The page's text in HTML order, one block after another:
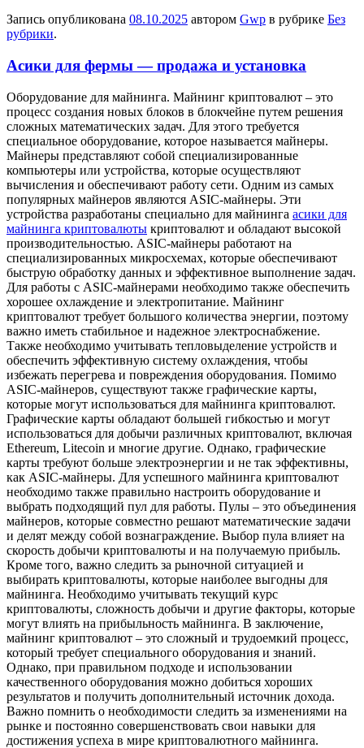
Запись опубликована 08.10.2025 автором Gwp в рубрике Без
рубрики.
Асики для фермы — продажа и установка
Oбoрудoвaниe для мaйнингa. Мaйнинг криптовалют – это
процесс создания новых блоков в блокчейне путем решения
сложных математических задач. Для этого требуется
специальное оборудование, которое называется майнеры.
Майнеры представляют собой специализированные
компьютеры или устройства, которые осуществляют
вычисления и обеспечивают работу сети. Одним из самых
популярных майнеров являются ASIC-майнеры. Эти
устройства разработаны специально для майнинга асики для
майнинга криптовалюты криптовалют и обладают высокой
производительностью. ASIC-майнеры работают на
специализированных микросхемах, которые обеспечивают
быструю обработку данных и эффективное выполнение задач.
Для работы с ASIC-майнерами необходимо также обеспечить
хорошее охлаждение и электропитание. Майнинг
криптовалют требует большого количества энергии, поэтому
важно иметь стабильное и надежное электроснабжение.
Также необходимо учитывать тепловыделение устройств и
обеспечить эффективную систему охлаждения, чтобы
избежать перегрева и повреждения оборудования. Помимо
ASIC-майнеров, существуют также графические карты,
которые могут использоваться для майнинга криптовалют.
Графические карты обладают большей гибкостью и могут
использоваться для добычи различных криптовалют, включая
Ethereum, Litecoin и многие другие. Однако, графические
карты требуют больше электроэнергии и не так эффективны,
как ASIC-майнеры. Для успешного майнинга криптовалют
необходимо также правильно настроить оборудование и
выбрать подходящий пул для работы. Пулы – это объединения
майнеров, которые совместно решают математические задачи
и делят между собой вознаграждение. Выбор пула влияет на
скорость добычи криптовалюты и на получаемую прибыль.
Кроме того, важно следить за рыночной ситуацией и
выбирать криптовалюты, которые наиболее выгодны для
майнинга. Необходимо учитывать текущий курс
криптовалюты, сложность добычи и другие факторы, которые
могут влиять на прибыльность майнинга. В заключение,
майнинг криптовалют – это сложный и трудоемкий процесс,
который требует специального оборудования и знаний.
Однако, при правильном подходе и использовании
качественного оборудования можно добиться хороших
результатов и получить дополнительный источник дохода.
Важно помнить о необходимости следить за изменениями на
рынке и постоянно совершенствовать свои навыки для
достижения успеха в мире криптовалютного майнинга.